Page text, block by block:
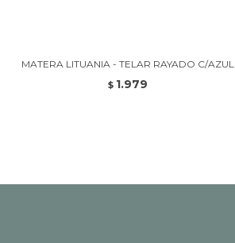
MATERA LITUANIA - TELAR RAYADO C/AZUL
$ 1.979